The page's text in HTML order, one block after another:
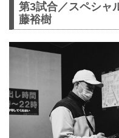
第3試合／スペシャ
藤裕樹